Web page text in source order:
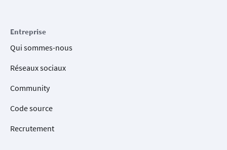
Entreprise
Qui sommes-nous
Réseaux sociaux
Community
Code source
Recrutement